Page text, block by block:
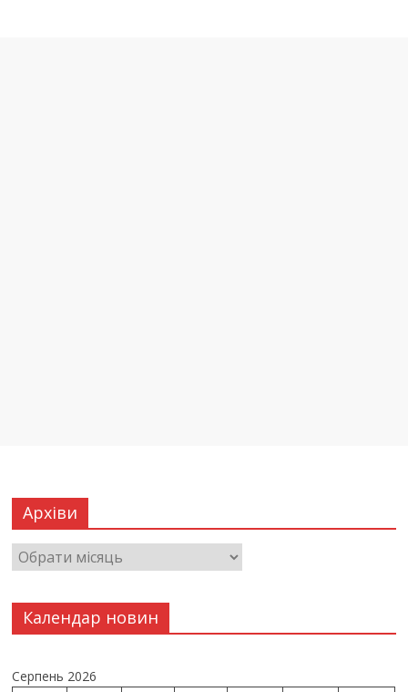
Архіви
Календар новин
Серпень 2026